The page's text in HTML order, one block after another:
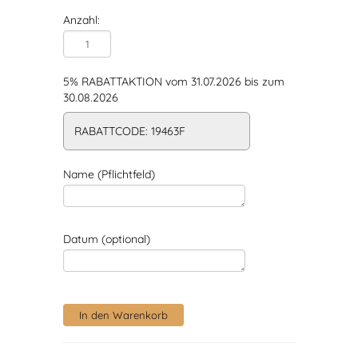
Anzahl:
5% RABATTAKTION vom 31.07.2026 bis zum
30.08.2026
RABATTCODE: 19463F
Name (Pflichtfeld)
Datum (optional)